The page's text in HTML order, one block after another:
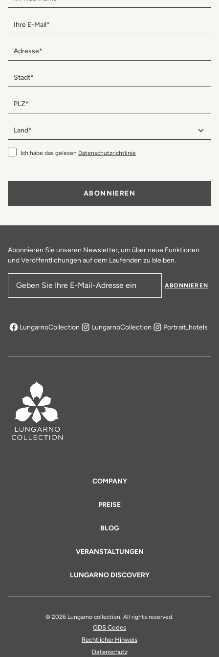
Ihre E-Mail*
Adresse*
Stadt*
PLZ*
Land*
Ich habe das gelesen Datenschutzrichtlinie(opens in a new tab)
ABONNIEREN
COMPANY
PREISE
BLOG
VERANSTALTUNGEN
LUNGARNO DISCOVERY
Abonnieren Sie unseren Newsletter, um über neue Funktionen
und Veröffentlichungen auf dem Laufenden zu bleiben.
E-Mail-Adresse
ABONNIEREN
LungarnoCollection
öffnet sich in einem neuen Tab
LungarnoCollection Portrait_hotels
© 2026 Lungarno collection. All rights reserved.
GDS Codes
Rechtlicher Hinweis
Datenschutz